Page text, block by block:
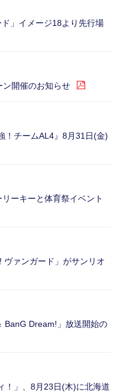
」イメージ18より先行場
ン開催のお知らせ
！チームAL4』8月31日(金)
ーキーと体育祭イベント
ァンガード」がサンリオ
BanG Dream!」放送開始の
！」、8月23日(木)に北海道